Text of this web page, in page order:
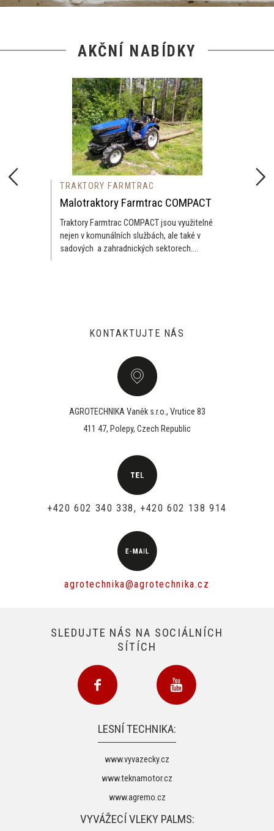
AKČNÍ NABÍDKY
TRAKTORY FARMTRAC
Malotraktory Farmtrac COMPACT
Traktory Farmtrac COMPACT jsou využitelné
nejen v komunálních službách, ale také v
sadových a zahradnických sektorech....
KONTAKTUJTE NÁS
AGROTECHNIKA Vaněk s.r.o., Vrutice 83
411 47, Polepy, Czech Republic
+420 602 340 338, +420 602 138 914
agrotechnika@agrotechnika.cz
SLEDUJTE NÁS NA SOCIÁLNÍCH
SÍTÍCH
LESNÍ TECHNIKA:
www.vyvazecky.cz
www.teknamotor.cz
www.agremo.cz
VYVÁŽECÍ VLEKY PALMS: